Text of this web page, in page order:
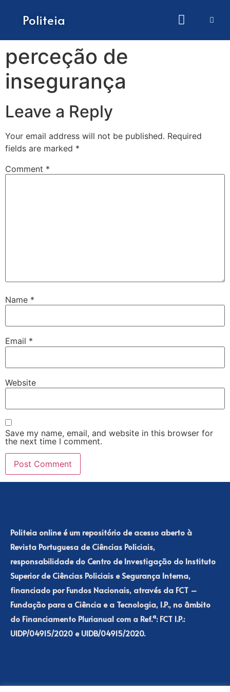
Politeia
perceção de
insegurança
Leave a Reply
Your email address will not be published. Required
fields are marked *
Comment *
Name *
Email *
Website
Save my name, email, and website in this browser for
the next time I comment.
Politeia online é um repositório de acesso aberto à
Revista Portuguesa de Ciências Policiais,
responsabilidade do Centro de Investigação do Instituto
Superior de Ciências Policiais e Segurança Interna,
financiado por Fundos Nacionais, através da FCT –
Fundação para a Ciência e a Tecnologia, I.P., no âmbito
do Financiamento Plurianual com a Ref.ª: FCT I.P.:
UIDP/04915/2020 e UIDB/04915/2020.